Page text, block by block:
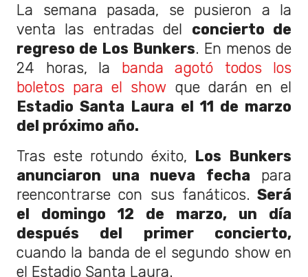
La semana pasada, se pusieron a la
venta las entradas del concierto de
regreso de Los Bunkers. En menos de
24 horas, la banda agotó todos los
boletos para el show que darán en el
Estadio Santa Laura el 11 de marzo
del próximo año.
Tras este rotundo éxito, Los Bunkers
anunciaron una nueva fecha para
reencontrarse con sus fanáticos. Será
el domingo 12 de marzo, un día
después del primer concierto,
cuando la banda de el segundo show en
el Estadio Santa Laura.